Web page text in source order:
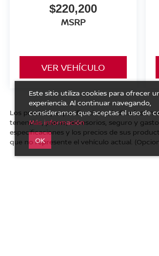
$220,200
MSRP
VER VEHÍCULO
Los precios y especificaciones indicados
tenencias, placas, accesorios, seguro y
especificaciones y los precios de sus
que no represente el vehículo actual.
Este sitio utiliza cookies para ofrecer
experiencia. Al continuar navegando,
consideramos que aceptas el uso de
Más información
OK